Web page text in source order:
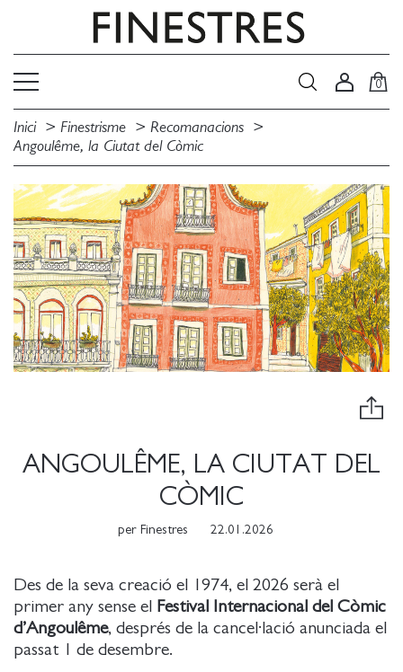
0
Inici Finestrisme
Recomanacions
Angoulême, la Ciutat del Còmic
ANGOULÊME, LA CIUTAT DEL
CÒMIC
per Finestres 22.01.2026
Des de la seva creació el 1974, el 2026 serà el
primer any sense el
Festival Internacional del Còmic
d’Angoulême, després de la cancel·lació anunciada el
passat 1 de desembre.